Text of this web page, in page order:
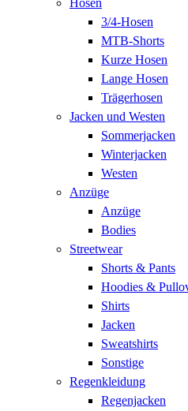
3/4-Hosen
MTB-Shorts
Kurze Hosen
Lange Hosen
Trägerhosen
Jacken und Westen
Sommerjacken
Winterjacken
Westen
Anzüge
Anzüge
Bodies
Streetwear
Shorts & Pants
Hoodies &
Shirts
Jacken
Sweatshirts
Sonstige
Regenkleidung
Regenjacken